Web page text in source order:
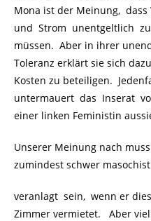
Mona ist der Meinung, dass
und Strom unentgeltlich
müssen. Aber in ihrer
Toleranz erklärt sie sich
Kosten zu beteiligen.
untermauert das Inserat
einer linken Feministin
Unserer Meinung nach
zumindest schwer
veranlagt sein, wenn er
Zimmer vermietet. Aber